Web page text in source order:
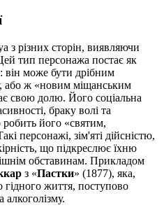
з різних сторін, виявляючи
тип персонажа постає як
він може бути дрібним
або ж «новим міщанським
свою долю. Його соціальна
браку волі та
його «святим,
персонажі, зім'яті дійсністю,
що підкреслює їхню
обставинам. Прикладом
з «Пастки» (1877), яка,
гідного життя, поступово
алкоголізму.